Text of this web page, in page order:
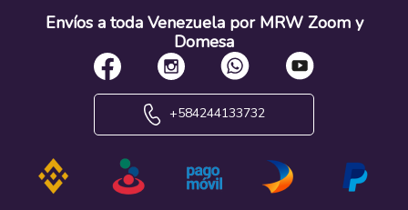
Envíos a toda Venezuela por MRW Zoom y
Domesa
+584244133732